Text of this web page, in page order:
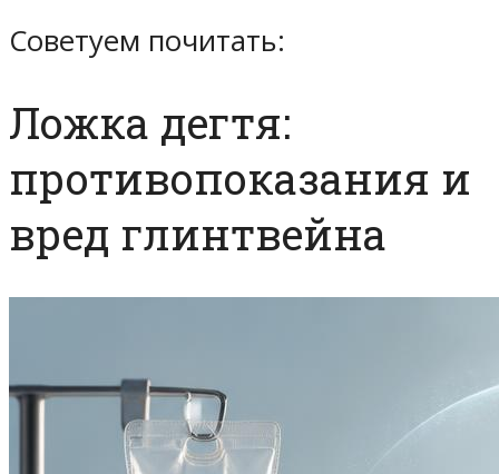
Советуем почитать:
Ложка дегтя:
противопоказания и
вред глинтвейна